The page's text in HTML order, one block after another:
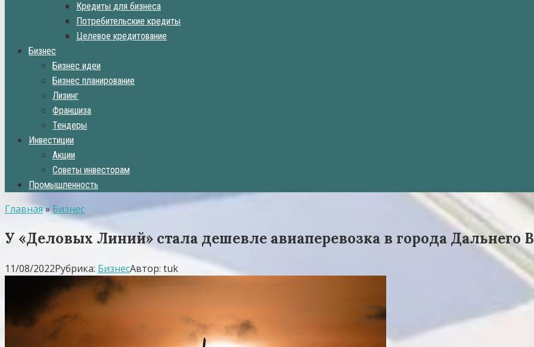
Кредиты для бизнеса
Потребительские кредиты
Целевое кредитование
Бизнес
Бизнес идеи
Бизнес планирование
Лизинг
Франшиза
Тендеры
Инвестиции
Акции
Советы инвесторам
Промышленность
Главная»Бизнес
У «Деловых Линий» стала дешевле авиаперевозка в города Дальнего
11/08/2022Рубрика: БизнесАвтор: tuk